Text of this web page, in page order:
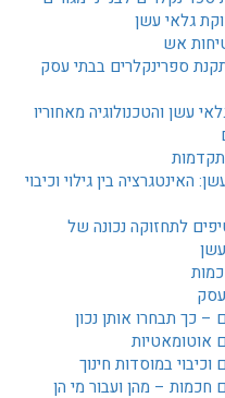
גלאי עשן
אש
ספרינקלרים בבתי עסק
עשן והטכנולוגיה מאחוריו
האינטגרציה בין גילוי וכיבוי
לתחזוקה נכונה של
– כך תבחרו אותן נכון
אוטומאטיות
במוסדות חינוך
חכמות – מהן ועבור מי הן